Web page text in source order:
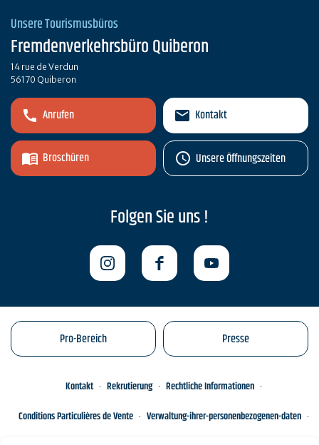
Unsere Tourismusbüros
Fremdenverkehrsbüro Quiberon
14 rue de Verdun
56170 Quiberon
Anrufen
Broschüren
Kontakt
Unsere Öffnungszeiten
Folgen Sie uns !
Pro-Bereich Presse
Kontakt Rekrutierung
Rechtliche Informationen
Conditions Particulières de Vente
Verwaltung-ihrer-personenbezogenen-daten